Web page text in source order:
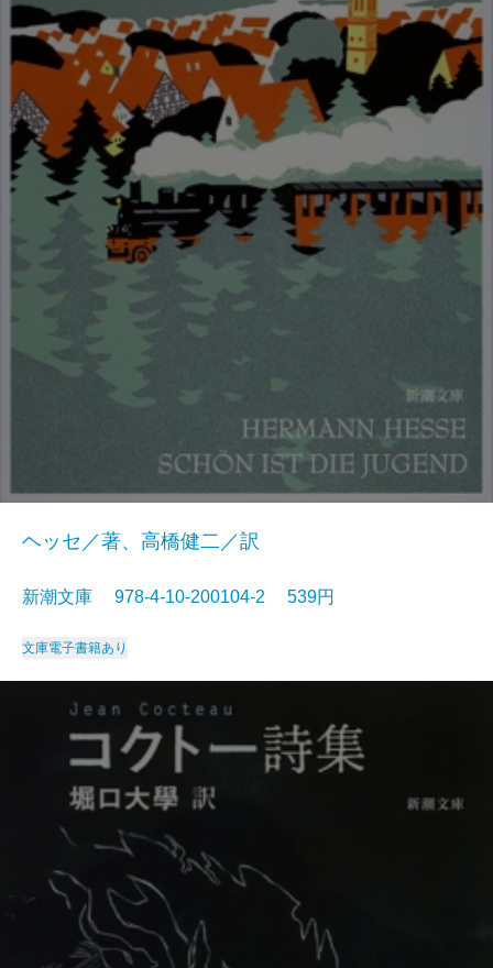
ヘッセ／著、高橋健二／訳
新潮文庫 978-4-10-200104-2 539円
文庫電子書籍あり